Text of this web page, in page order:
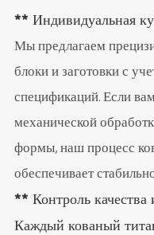
** Индивидуальная
Мы предлагаем
блоки и заготовки с
спецификаций. Если
механической
формы, наш процесс
обеспечивает
** Контроль
Каждый кованый